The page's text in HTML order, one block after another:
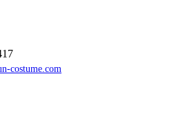
costume.com